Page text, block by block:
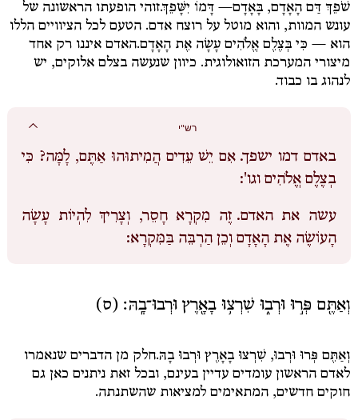
שֹׁפֵךְ דַּם הָאָדָם, בָּאָדָם— דָּמוֹ יִשָּׁפֵךְ.זוהי הופעתו הראשונה של
עונש המוות, והוא מוטל על רוצח אדם. הטעם לכל הציוויים הללו
הוא — כִּי בְּצֶלֶם אֱלֹהִים עָשָׂה אֶת הָאָדָם.האדם איננו רק אחד
מיצורי המערכת הזואולוגית. כיוון שנעשה בצלם אלוקים, יש
לנהוג בו כבוד.
רש"י
באדם דמו ישפך. אִם יֵשׁ עֵדִים הֲמִיתוּהוּ אַתֶּם, לָמָּה? כִּי
בְצֶלֶם אֱלֹהִים וגו':
עשה את האדם. זֶה מִקְרָא חָסֵר, וְצָרִיךְ לִהְיוֹת עָשָׂה
הָעוֹשֶׂה אֶת הָאָדָם וְכֵן הַרְבֵּה בַּמִּקְרָא:
וְאַתֶּ֖ם פְּר֣וּ וּרְב֑וּ שִׁרְצ֥וּ בָאָ֖רֶץ וּרְבוּ־בָֽהּ׃ (ס)
וְאַתֶּם פְּרוּ וּרְבוּ, שִׁרְצוּ בָאָרֶץ וּרְבוּ בָהּ.חלק מן הדברים שנאמרו
לאדם הראשון עומדים עדיין בעינם, ובכל זאת ניתנים כאן גם
חוקים חדשים, המתאימים למציאות שהשתנתה.